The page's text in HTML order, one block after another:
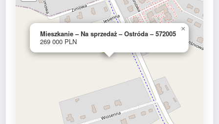
Mieszkanie – Na sprzedaż – Ostróda – 572005
269 000 PLN
×